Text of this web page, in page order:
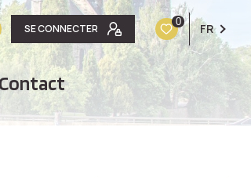
SE CONNECTER
0 FR
contact